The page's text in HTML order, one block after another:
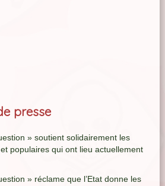
presse
» soutient solidairement les
populaires qui ont lieu actuellement
» réclame que l’Etat donne les